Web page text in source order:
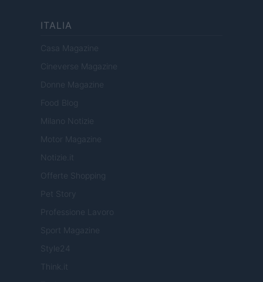
ITALIA
Casa Magazine
Cineverse Magazine
Donne Magazine
Food Blog
Milano Notizie
Motor Magazine
Notizie.it
Offerte Shopping
Pet Story
Professione Lavoro
Sport Magazine
Style24
Think.it